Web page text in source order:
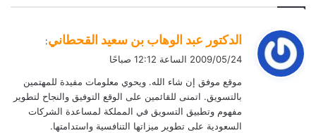
ي
ق
ل
الدكتور عبد الوهاب بن سعيد القحطاني:
2009/05/24 الساعة 12:12 صباحًا
موقع موفق إن شاء الله. ويحوي معلومات مفيدة للمهتمين
بالتسويق. اتمنى للقائمين على الوقع التوفيق والنجاح لتطوير
مفهوم وتطبيق التسويق في المملكة لمساعدة الشركات
السعودية على تطوير ميزاتها التنافسية واستدامتها.